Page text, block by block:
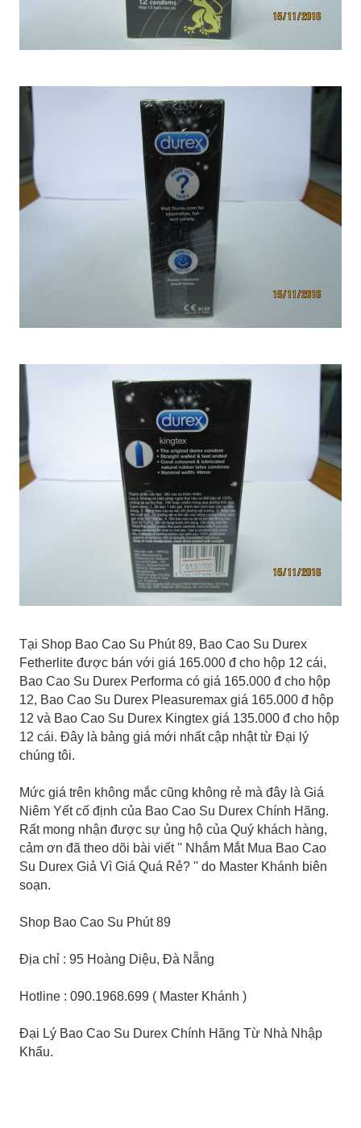
Tại Shop Bao Cao Su Phút 89, Bao Cao Su Durex
Fetherlite được bán với giá 165.000 đ cho hộp 12 cái,
Bao Cao Su Durex Performa có giá 165.000 đ cho hộp
12, Bao Cao Su Durex Pleasuremax giá 165.000 đ hộp
12 và Bao Cao Su Durex Kingtex giá 135.000 đ cho hộp
12 cái. Đây là bảng giá mới nhất cập nhật từ Đại lý
chúng tôi.
Mức giá trên không mắc cũng không rẻ mà đây là Giá
Niêm Yết cố định của Bao Cao Su Durex Chính Hãng.
Rất mong nhận được sự ủng hộ của Quý khách hàng,
cảm ơn đã theo dõi bài viết '' Nhắm Mắt Mua Bao Cao
Su Durex Giả Vì Giá Quá Rẻ? '' do Master Khánh biên
soạn.
Shop Bao Cao Su Phút 89
Địa chỉ : 95 Hoàng Diệu, Đà Nẵng
Hotline : 090.1968.699 ( Master Khánh )
Đại Lý Bao Cao Su Durex Chính Hãng Từ Nhà Nhập
Khẩu.